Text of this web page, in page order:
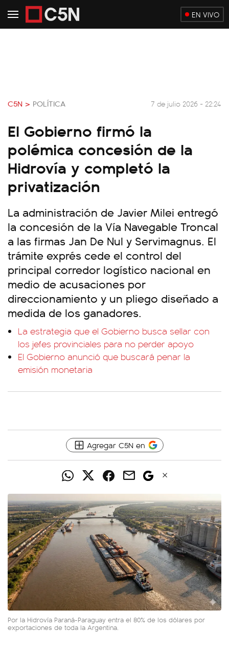
EN VIVO
C5N > POLÍTICA 7 de julio 2026 - 22:24
El Gobierno firmó la
polémica concesión de la
Hidrovía y completó la
privatización
La administración de Javier Milei entregó
la concesión de la Vía Navegable Troncal
a las firmas Jan De Nul y Servimagnus. El
trámite exprés cede el control del
principal corredor logístico nacional en
medio de acusaciones por
direccionamiento y un pliego diseñado a
medida de los ganadores.
La estrategia que el Gobierno busca sellar con
los jefes provinciales para no perder apoyo
El Gobierno anunció que buscará penar la
emisión monetaria
Agregar C5N en
Por la Hidrovía Paraná-Paraguay entra el 80% de los dólares por
exportaciones de toda la Argentina.